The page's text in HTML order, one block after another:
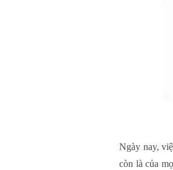
Ngày nay,
còn là của